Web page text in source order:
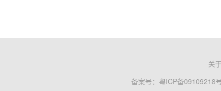
关
备案号： 粤ICP备09109218